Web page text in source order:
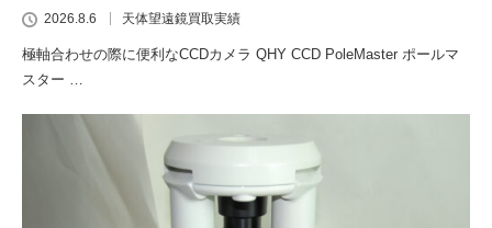
2026.8.6 天体望遠鏡買取実績
極軸合わせの際に便利なCCDカメラ QHY CCD PoleMaster ポールマ
スター …